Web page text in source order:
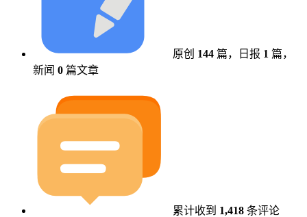
原创 144 篇， 日报 1 篇，
新闻 0 篇文章
累计收到 1,418 条评论